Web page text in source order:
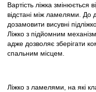
Вартість ліжка змінюється
відстані між ламелями.
дозамовити висувні
Ліжко з підйомним
адже дозволяє зберігати
спальним місцем.
Ліжко з ламелями, на які